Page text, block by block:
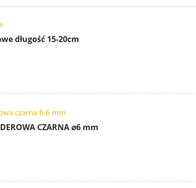
długość 15-20cm
czarna fi 6 mm
CZARNA ⌀6 mm